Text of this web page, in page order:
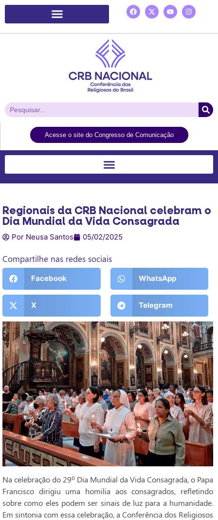
Acesse o site do Congresso de Comunicação
Regionais da CRB Nacional celebram o
Dia Mundial da Vida Consagrada
Por Neusa Santos 05/02/2025
Compartilhe nas redes sociais
Facebook WhatsApp
X Telegram
Na celebração do 29º Dia Mundial da Vida Consagrada, o Papa
Francisco dirigiu uma homilia aos consagrados, refletindo
sobre como eles podem ser sinais de luz para a humanidade.
Em sintonia com essa celebração, a Conferência dos Religiosos